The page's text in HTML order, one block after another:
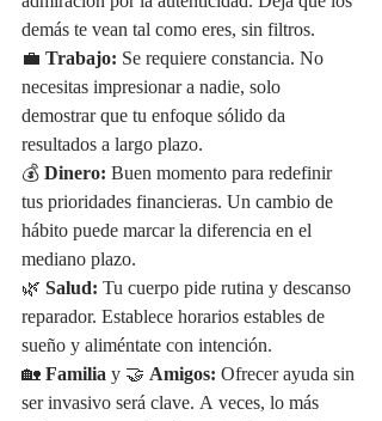
demás te vean tal como eres, sin filtros.
💼 Trabajo: Se requiere constancia. No
necesitas impresionar a nadie, solo
demostrar que tu enfoque sólido da
resultados a largo plazo.
💰 Dinero: Buen momento para redefinir
tus prioridades financieras. Un cambio de
hábito puede marcar la diferencia en el
mediano plazo.
🌿 Salud: Tu cuerpo pide rutina y descanso
reparador. Establece horarios estables de
sueño y aliméntate con intención.
🏡 Familia y 🤝 Amigos: Ofrecer ayuda sin
ser invasivo será clave. A veces, lo más